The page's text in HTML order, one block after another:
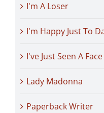
I'm A Loser
I'm Happy Just To
I've Just Seen A Face
Lady Madonna
Paperback Writer